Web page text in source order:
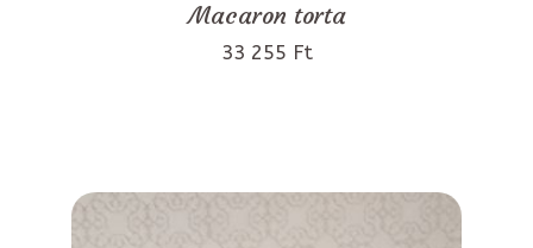
Macaron torta
33 255 Ft